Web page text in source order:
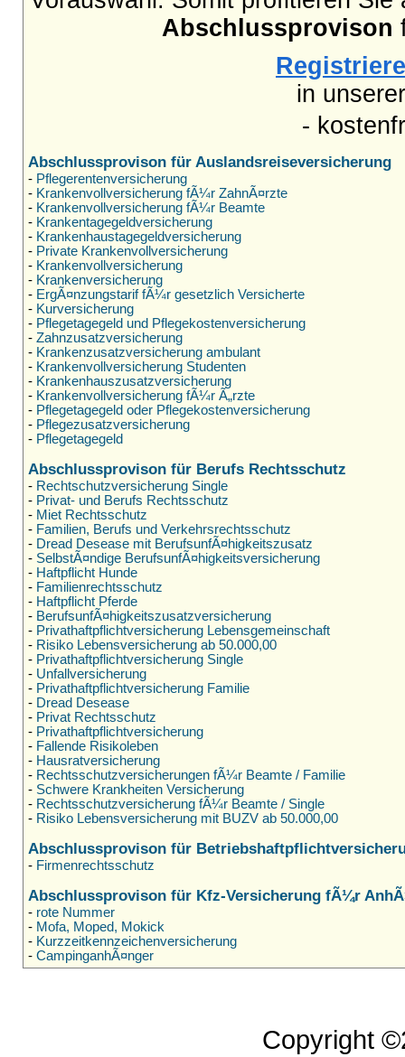
Abschlussprovison
in
-
Abschlussprovison für Auslandsreiseversicherung
- Pflegerentenversicherung
- Krankenvollversicherung fÃ¼r ZahnÃ¤rzte
- Krankenvollversicherung fÃ¼r Beamte
- Krankentagegeldversicherung
- Krankenhaustagegeldversicherung
- Private Krankenvollversicherung
- Krankenvollversicherung
- Krankenversicherung
- ErgÃ¤nzungstarif fÃ¼r gesetzlich Versicherte
- Kurversicherung
- Pflegetagegeld und Pflegekostenversicherung
- Zahnzusatzversicherung
- Krankenzusatzversicherung ambulant
- Krankenvollversicherung Studenten
- Krankenhauszusatzversicherung
- Krankenvollversicherung fÃ¼r Ã„rzte
- Pflegetagegeld oder Pflegekostenversicherung
- Pflegezusatzversicherung
- Pflegetagegeld
Abschlussprovison für Berufs Rechtsschutz
- Rechtschutzversicherung Single
- Privat- und Berufs Rechtsschutz
- Miet Rechtsschutz
- Familien, Berufs und Verkehrsrechtsschutz
- Dread Desease mit BerufsunfÃ¤higkeitszusatz
- SelbstÃ¤ndige BerufsunfÃ¤higkeitsversicherung
- Haftpflicht Hunde
- Familienrechtsschutz
- Haftpflicht Pferde
- BerufsunfÃ¤higkeitszusatzversicherung
- Privathaftpflichtversicherung Lebensgemeinschaft
- Risiko Lebensversicherung ab 50.000,00
- Privathaftpflichtversicherung Single
- Unfallversicherung
- Privathaftpflichtversicherung Familie
- Dread Desease
- Privat Rechtsschutz
- Privathaftpflichtversicherung
- Fallende Risikoleben
- Hausratversicherung
- Rechtsschutzversicherungen fÃ¼r Beamte / Familie
- Schwere Krankheiten Versicherung
- Rechtsschutzversicherung fÃ¼r Beamte / Single
- Risiko Lebensversicherung mit BUZV ab 50.000,00
Abschlussprovison für
- Firmenrechtsschutz
Abschlussprovison für Kfz-Versicherung fÃ¼r
- rote Nummer
- Mofa, Moped, Mokick
- Kurzzeitkennzeichenversicherung
- CampinganhÃ¤nger
Copyright